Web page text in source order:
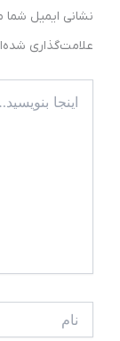
نشانی ایمیل
علامت‌گذاری
بنویسید…